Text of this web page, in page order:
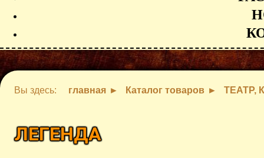
Вы здесь: главная Каталог товаров ТЕАТР,
ЛЕГЕНДА